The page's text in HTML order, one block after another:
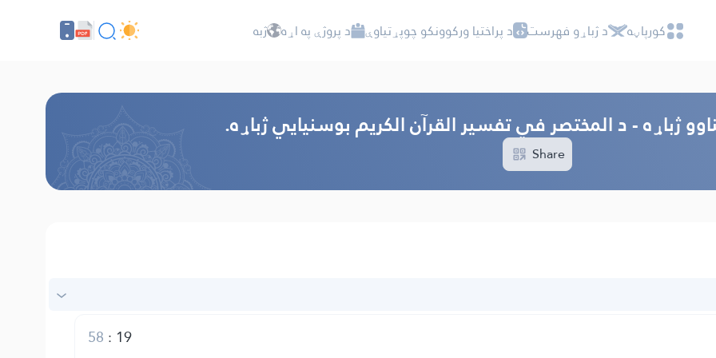
کور‌پاڼه د ژباړو فهرست د پراختیا ورکوونکو چوپړتیاوې د پروژې په اړه ژبه
ژباړه - د المختصر في تفسیر القرآن الکریم بوسنیایي ژباړه.
Share
19
:
58